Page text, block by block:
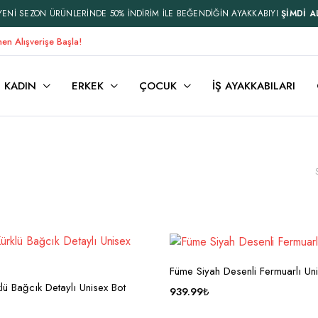
SEZON ÜRÜNLERİNDE 50% İNDİRİM İLE BEĞENDİĞİN AYAKKABIYIŞİMDİ
Alışverişe Başla!
KADIN ERKEK ÇOCUK İŞ AYAKKABILARI
Bağcık Detaylı Unisex Bot
Füme Siyah Desenli Fermuarlı
939.99₺